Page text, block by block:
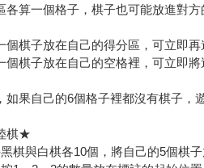
各算一個格子，棋子也可能放進對方
棋子放在自己的得分區，可立即再
棋子放在自己的空格裡，可立即
如果自己的6個格子裡都沒有棋子，
棋★
棋與白棋各10個，將自己的5個棋子